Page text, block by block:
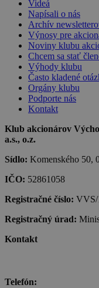
Videá
Napísali o nás
Archív
Výnosy pre
Noviny klubu
Chcem sa stať
Výhody klubu
Často kladené
Orgány klubu
Podporte nás
Kontakt
Klub akcionárov
a.s., o.z.
Sídlo: Komenského 50,
IČO: 52861058
Registračné číslo: VVS/
Registračný úrad:
Kontakt
Telefón: